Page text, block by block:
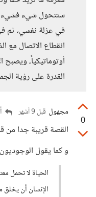
سنتحول شيء فشيء
في عزلة نفسي، ثم
انقطاع الاتصال مع
أوتوماتيكياً،
القدرة على رؤية
0
مجهول قبل 9 أشهر
القصة قريبة جدا من
و كما يقول الوجوديون
الحياة لا تحمل
الإنسان أن يخلق